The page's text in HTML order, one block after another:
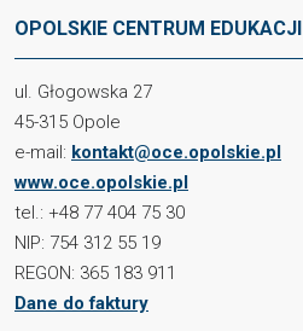
OPOLSKIE CENTRUM EDUKACJI
ul. Głogowska 27
45-315 Opole
e-mail: kontakt@oce.opolskie.pl
www.oce.opolskie.pl
tel.: +48 77 404 75 30
NIP: 754 312 55 19
REGON: 365 183 911
Dane do faktury